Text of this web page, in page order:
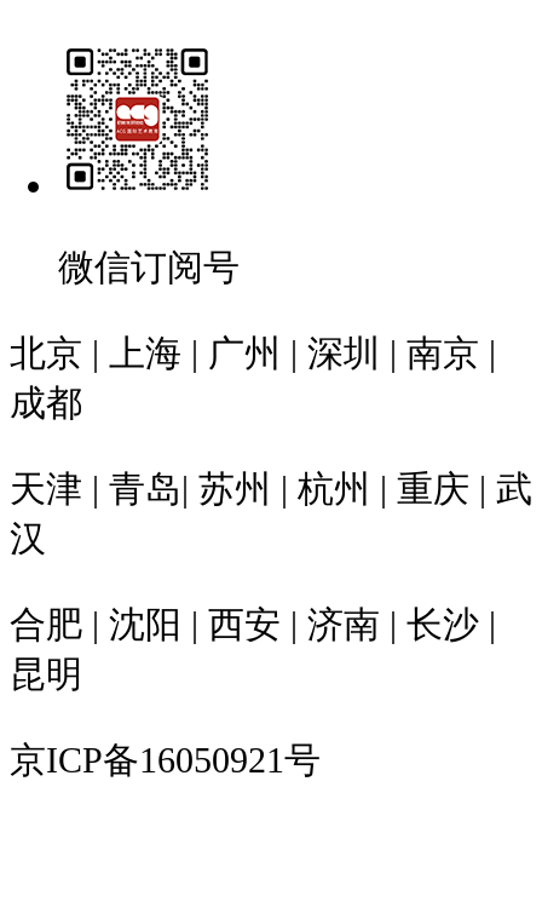
微信订阅号
北京 | 上海 | 广州 | 深圳 | 南京 |
成都
天津 | 青岛| 苏州 | 杭州 | 重庆 | 武
汉
合肥 | 沈阳 | 西安 | 济南 | 长沙 |
昆明
京ICP备16050921号